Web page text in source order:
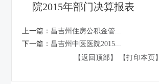
院2015年部门决算报表
上一篇： 昌吉州住房公积金管...
下一篇： 昌吉州中医医院2015...
【返回顶部】
【打印本页】